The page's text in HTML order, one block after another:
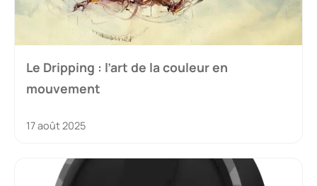
Le Dripping : l’art de la couleur en
mouvement
17 août 2025